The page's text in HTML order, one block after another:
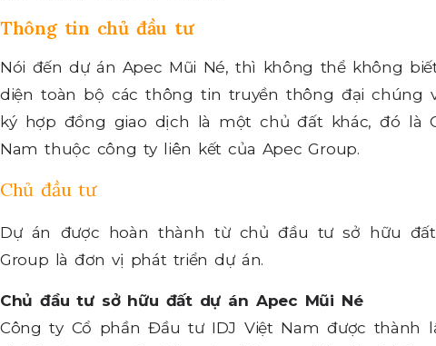
Thông tin chủ đầu tư
Nói đến dự án Apec Mũi Né, thì không thể không
diện toàn bộ các thông tin truyền thông đại chúng
ký hợp đồng giao dịch là một chủ đất khác, đó là
Nam thuộc công ty liên kết của Apec Group.
Chủ đầu tư
Dự án được hoàn thành từ chủ đầu tư sở hữu
Group là đơn vị phát triển dự án.
Chủ đầu tư sở hữu đất dự án Apec Mũi Né
Công ty Cổ phần Đầu tư IDJ Việt Nam được